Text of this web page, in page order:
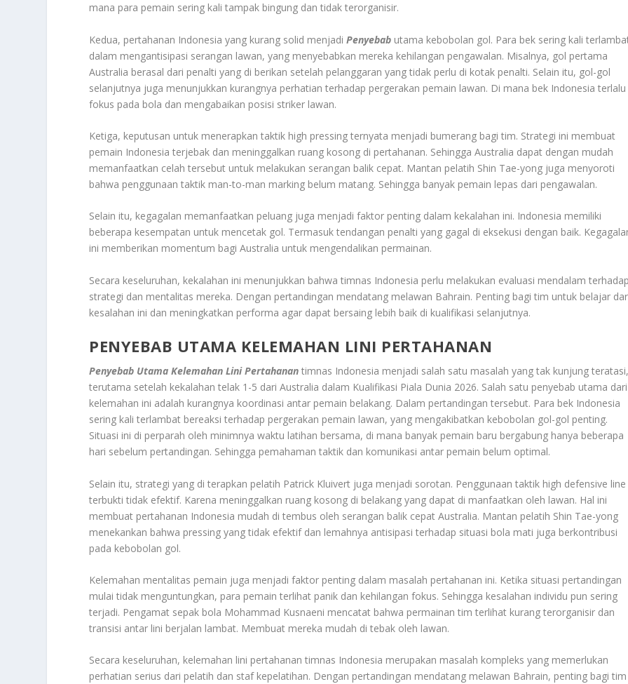
mana para pemain sering kali tampak bingung dan tidak terorganisir.
Kedua, pertahanan Indonesia yang kurang solid menjadiPenyebab utama kebobolan gol. Para bek sering kali
dalam mengantisipasi serangan lawan, yang menyebabkan mereka kehilangan pengawalan. Misalnya, gol pertama
Australia berasal dari penalti yang di berikan setelah pelanggaran yang tidak perlu di kotak penalti. Selain itu, gol-gol
selanjutnya juga menunjukkan kurangnya perhatian terhadap pergerakan pemain lawan. Di mana bek Indonesia terlalu
fokus pada bola dan mengabaikan posisi striker lawan.
Ketiga, keputusan untuk menerapkan taktik high pressing ternyata menjadi bumerang bagi tim. Strategi ini membuat
pemain Indonesia terjebak dan meninggalkan ruang kosong di pertahanan. Sehingga Australia dapat dengan mudah
memanfaatkan celah tersebut untuk melakukan serangan balik cepat. Mantan pelatih Shin Tae-yong juga menyoroti
bahwa penggunaan taktik man-to-man marking belum matang. Sehingga banyak pemain lepas dari pengawalan.
Selain itu, kegagalan memanfaatkan peluang juga menjadi faktor penting dalam kekalahan ini. Indonesia memiliki
beberapa kesempatan untuk mencetak gol. Termasuk tendangan penalti yang gagal di eksekusi dengan baik.
ini memberikan momentum bagi Australia untuk mengendalikan permainan.
Secara keseluruhan, kekalahan ini menunjukkan bahwa timnas Indonesia perlu melakukan evaluasi mendalam terhadap
strategi dan mentalitas mereka. Dengan pertandingan mendatang melawan Bahrain. Penting bagi tim untuk belajar
kesalahan ini dan meningkatkan performa agar dapat bersaing lebih baik di kualifikasi selanjutnya.
PENYEBAB UTAMA KELEMAHAN LINI PERTAHANAN
Penyebab Utama Kelemahan Lini Pertahanan timnas Indonesia menjadi salah satu masalah yang tak kunjung teratasi,
terutama setelah kekalahan telak 1-5 dari Australia dalam Kualifikasi Piala Dunia 2026. Salah satu penyebab utama dari
kelemahan ini adalah kurangnya koordinasi antar pemain belakang. Dalam pertandingan tersebut. Para bek Indonesia
sering kali terlambat bereaksi terhadap pergerakan pemain lawan, yang mengakibatkan kebobolan gol-gol penting.
Situasi ini di perparah oleh minimnya waktu latihan bersama, di mana banyak pemain baru bergabung hanya beberapa
hari sebelum pertandingan. Sehingga pemahaman taktik dan komunikasi antar pemain belum optimal.
Selain itu, strategi yang di terapkan pelatih Patrick Kluivert juga menjadi sorotan. Penggunaan taktik high defensive line
terbukti tidak efektif. Karena meninggalkan ruang kosong di belakang yang dapat di manfaatkan oleh lawan. Hal ini
membuat pertahanan Indonesia mudah di tembus oleh serangan balik cepat Australia. Mantan pelatih Shin Tae-yong
menekankan bahwa pressing yang tidak efektif dan lemahnya antisipasi terhadap situasi bola mati juga berkontribusi
pada kebobolan gol.
Kelemahan mentalitas pemain juga menjadi faktor penting dalam masalah pertahanan ini. Ketika situasi pertandingan
mulai tidak menguntungkan, para pemain terlihat panik dan kehilangan fokus. Sehingga kesalahan individu pun sering
terjadi. Pengamat sepak bola Mohammad Kusnaeni mencatat bahwa permainan tim terlihat kurang terorganisir dan
transisi antar lini berjalan lambat. Membuat mereka mudah di tebak oleh lawan.
Secara keseluruhan, kelemahan lini pertahanan timnas Indonesia merupakan masalah kompleks yang memerlukan
perhatian serius dari pelatih dan staf kepelatihan. Dengan pertandingan mendatang melawan Bahrain, penting bagi tim